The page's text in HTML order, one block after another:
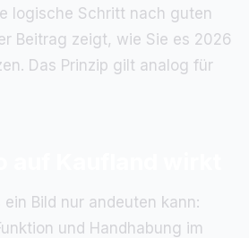
logische Schritt nach guten
Beitrag zeigt, wie Sie es 2026
Das Prinzip gilt analog für
Bild nur andeuten kann:
und Handhabung im